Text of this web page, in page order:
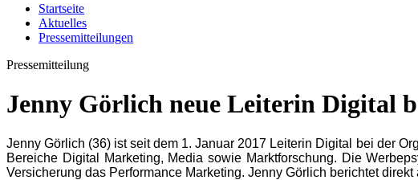
Startseite
Aktuelles
Pressemitteilungen
Pressemitteilung
Jenny Görlich neue Leiterin Digital
Jenny Görlich (36) ist seit dem 1. Januar 2017 Leiterin Digital bei der
Bereiche Digital Marketing, Media sowie Marktforschung. Die
Versicherung das Performance Marketing. Jenny Görlich berichtet